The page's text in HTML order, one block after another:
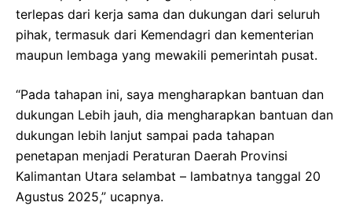
terlepas dari kerja sama dan dukungan dari seluruh
pihak, termasuk dari Kemendagri dan kementerian
maupun lembaga yang mewakili pemerintah pusat.
“Pada tahapan ini, saya mengharapkan bantuan dan
dukungan Lebih jauh, dia mengharapkan bantuan dan
dukungan lebih lanjut sampai pada tahapan
penetapan menjadi Peraturan Daerah Provinsi
Kalimantan Utara selambat – lambatnya tanggal 20
Agustus 2025,” ucapnya.